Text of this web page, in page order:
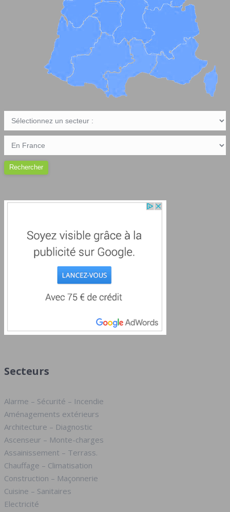
Secteurs
Alarme – Sécurité – Incendie
Aménagements extérieurs
Architecture – Diagnostic
Ascenseur – Monte-charges
Assainissement – Terrass.
Chauffage – Climatisation
Construction – Maçonnerie
Cuisine – Sanitaires
Electricité